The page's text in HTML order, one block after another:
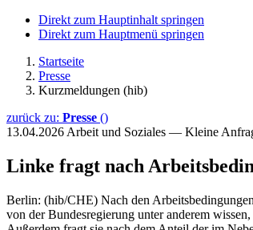
Direkt zum Hauptinhalt springen
Direkt zum Hauptmenü springen
Startseite
Presse
Kurzmeldungen (hib)
zurück zu: Presse ()
13.04.2026 Arbeit und Soziales — Kleine
Linke fragt nach
Berlin: (hib/CHE) Nach den
von der Bundesregierung unter anderem